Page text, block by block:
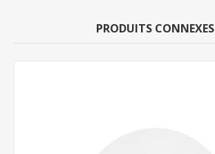
PRODUITS CONNEXES